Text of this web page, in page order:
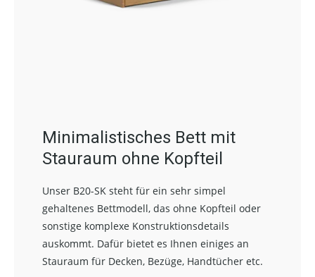
Minimalistisches Bett mit
Stauraum ohne Kopfteil
Unser B20-SK steht für ein sehr simpel
gehaltenes Bettmodell, das ohne Kopfteil oder
sonstige komplexe Konstruktionsdetails
auskommt. Dafür bietet es Ihnen einiges an
Stauraum für Decken, Bezüge, Handtücher etc.